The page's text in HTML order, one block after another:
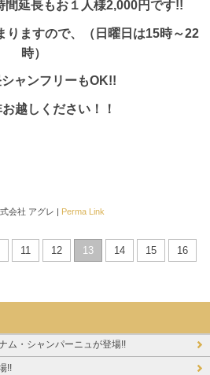
間延長もお１人様2,000円です!!
りますので、（日曜日は15時～22
時）
シャンフリーもOK!!
お越しください！！
会社 アグレ | Perma Link
11 12 13 14 15
16
ム・シャンパーニュが登場!!
!!